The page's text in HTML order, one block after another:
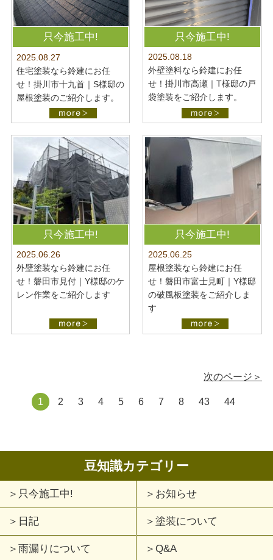
只今施工中!
2025.08.27
住宅塗装なら鈴建にお任
せ！掛川市十九首｜S様邸の
屋根塗装のご紹介します。
只今施工中!
2025.08.18
外壁塗料なら鈴建にお任
せ！掛川市高瀬｜T様邸の戸
袋塗装をご紹介します。
只今施工中!
2025.06.26
外壁塗装なら鈴建にお任
せ！磐田市見付｜Y様邸のケ
レン作業をご紹介します
只今施工中!
2025.06.25
屋根塗装なら鈴建にお任
せ！磐田市富士見町｜Y様邸
の破風板塗装をご紹介しま
す
1 2 3 4 5 6 7 8 43 44
次のページ＞
豆知識カテゴリー
只今施工中! お知らせ
日記 塗装について
雨漏りについて Q&A